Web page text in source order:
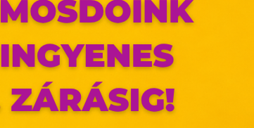
alkalmazunk. Ezek olyan
Ehhez az Ön